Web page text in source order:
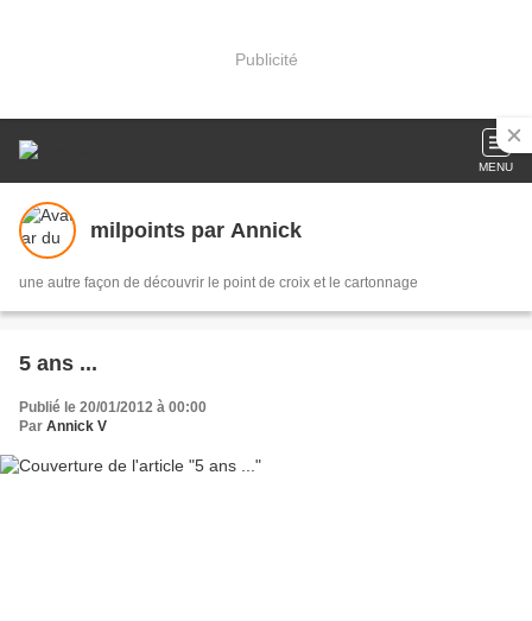
Publicité
MENU
milpoints par Annick
une autre façon de découvrir le point de croix et le cartonnage
5 ans ...
Publié le 20/01/2012 à 00:00
Par Annick V